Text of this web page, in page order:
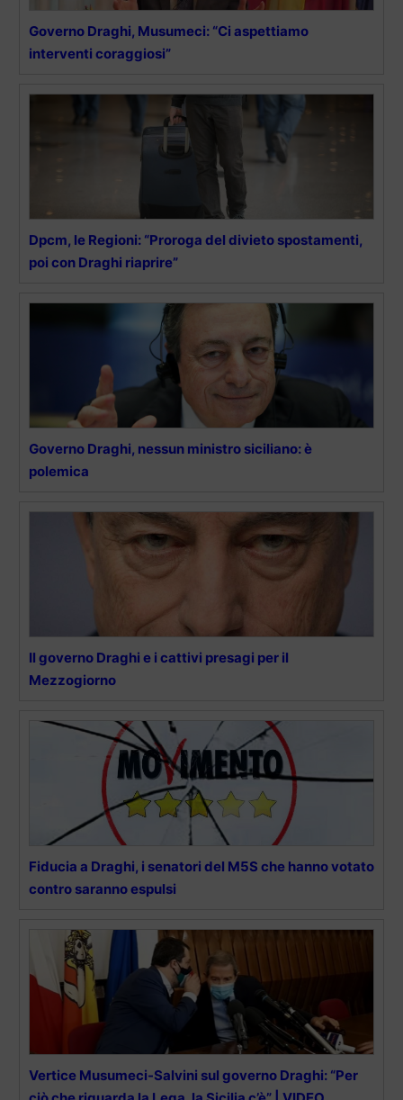
Governo Draghi, Musumeci: “Ci aspettiamo
interventi coraggiosi”
Dpcm, le Regioni: “Proroga del divieto spostamenti,
poi con Draghi riaprire”
Governo Draghi, nessun ministro siciliano: è
polemica
Il governo Draghi e i cattivi presagi per il
Mezzogiorno
Fiducia a Draghi, i senatori del M5S che hanno votato
contro saranno espulsi
Vertice Musumeci-Salvini sul governo Draghi: “Per